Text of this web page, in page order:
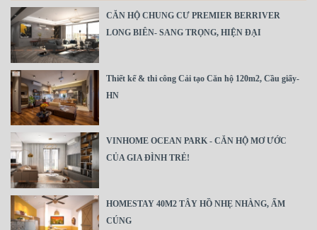
CĂN HỘ CHUNG CƯ PREMIER BERRIVER
LONG BIÊN- SANG TRỌNG, HIỆN ĐẠI
Thiết kế & thi công Cải tạo Căn hộ 120m2, Cầu giấy-
HN
VINHOME OCEAN PARK - CĂN HỘ MƠ ƯỚC
CỦA GIA ĐÌNH TRẺ!
HOMESTAY 40M2 TÂY HỒ NHẸ NHÀNG, ẤM
CÚNG